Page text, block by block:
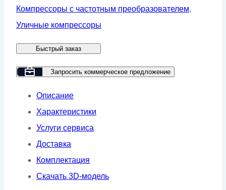
компрессор
GMP
7
BOX
Компрессоры с частотным преобразователем,
Уличные компрессоры
Быстрый заказ
Запросить коммерческое предложение
Описание
Характеристики
Услуги сервиса
Доставка
Комплектация
Скачать 3D-модель